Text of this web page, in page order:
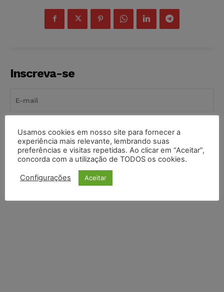
Inscreva-se
INSCREVER
Li e aceito a Política de Privacidade.
Usamos cookies em nosso site para fornecer a
experiência mais relevante, lembrando suas
preferências e visitas repetidas. Ao clicar em “Aceitar”,
concorda com a utilização de TODOS os cookies.
Configurações Aceitar